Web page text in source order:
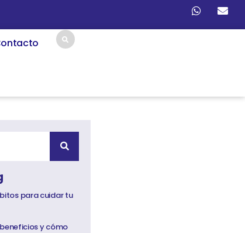
para cuidar tu
y cómo